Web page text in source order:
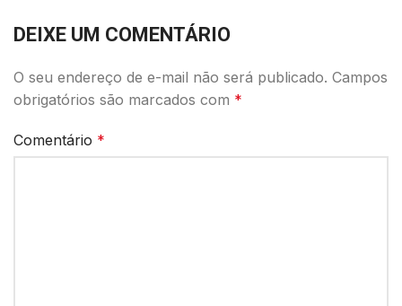
DEIXE UM COMENTÁRIO
O seu endereço de e-mail não será publicado. Campos
obrigatórios são marcados com *
Comentário *